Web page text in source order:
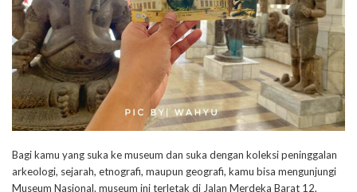
Bagi kamu yang suka ke museum dan suka dengan koleksi peninggalan
arkeologi, sejarah, etnografi, maupun geografi, kamu bisa mengunjungi
Museum Nasional. museum ini terletak di Jalan Merdeka Barat 12,